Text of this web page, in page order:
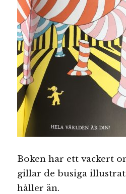
Boken har ett vackert
gillar de busiga
håller än.